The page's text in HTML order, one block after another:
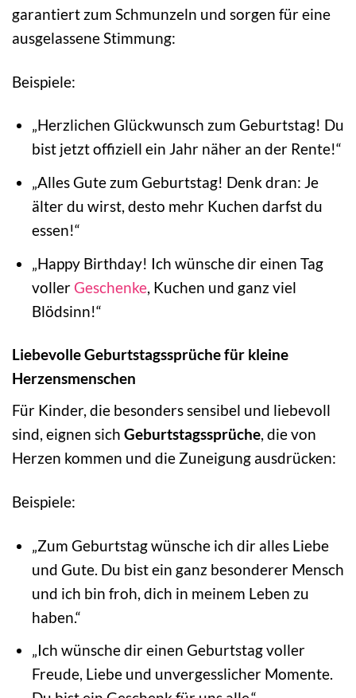
garantiert zum Schmunzeln und sorgen für eine
ausgelassene Stimmung:
Beispiele:
„Herzlichen Glückwunsch zum Geburtstag! Du
bist jetzt offiziell ein Jahr näher an der Rente!“
„Alles Gute zum Geburtstag! Denk dran: Je
älter du wirst, desto mehr Kuchen darfst du
essen!“
„Happy Birthday! Ich wünsche dir einen Tag
voller Geschenke, Kuchen und ganz viel
Blödsinn!“
Liebevolle Geburtstagssprüche für kleine
Herzensmenschen
Für Kinder, die besonders sensibel und liebevoll
sind, eignen sich Geburtstagssprüche, die von
Herzen kommen und die Zuneigung ausdrücken:
Beispiele:
„Zum Geburtstag wünsche ich dir alles Liebe
und Gute. Du bist ein ganz besonderer Mensch
und ich bin froh, dich in meinem Leben zu
haben.“
„Ich wünsche dir einen Geburtstag voller
Freude, Liebe und unvergesslicher Momente.